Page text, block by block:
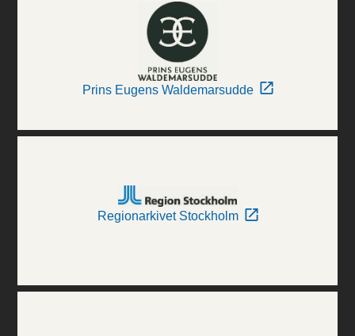
Prins Eugens Waldemarsudde
Regionarkivet Stockholm